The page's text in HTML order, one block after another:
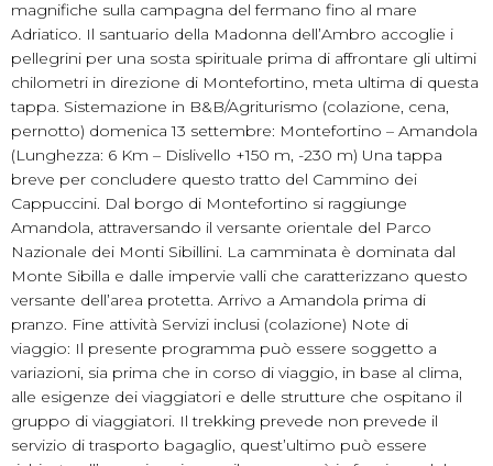
magnifiche sulla campagna del fermano fino al mare
Adriatico. Il santuario della Madonna dell’Ambro accoglie i
pellegrini per una sosta spirituale prima di affrontare gli ultimi
chilometri in direzione di Montefortino, meta ultima di questa
tappa. Sistemazione in B&B/Agriturismo (colazione, cena,
pernotto) domenica 13 settembre: Montefortino – Amandola
(Lunghezza: 6 Km – Dislivello +150 m, -230 m) Una tappa
breve per concludere questo tratto del Cammino dei
Cappuccini. Dal borgo di Montefortino si raggiunge
Amandola, attraversando il versante orientale del Parco
Nazionale dei Monti Sibillini. La camminata è dominata dal
Monte Sibilla e dalle impervie valli che caratterizzano questo
versante dell’area protetta. Arrivo a Amandola prima di
pranzo. Fine attività Servizi inclusi (colazione) Note di
viaggio: Il presente programma può essere soggetto a
variazioni, sia prima che in corso di viaggio, in base al clima,
alle esigenze dei viaggiatori e delle strutture che ospitano il
gruppo di viaggiatori. Il trekking prevede non prevede il
servizio di trasporto bagaglio, quest’ultimo può essere